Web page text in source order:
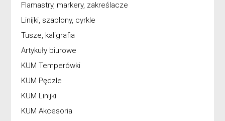
Flamastry, markery, zakreślacze
Linijki, szablony, cyrkle
Tusze, kaligrafia
Artykuły biurowe
KUM Temperówki
KUM Pędzle
KUM Linijki
KUM Akcesoria